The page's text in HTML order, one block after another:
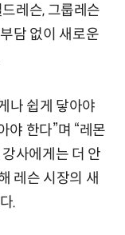
레슨, 그룹레슨
담 없이 새로운
나 쉽게 닿아야
야 한다”며 “레몬
사에게는 더 안
레슨 시장의 새
.